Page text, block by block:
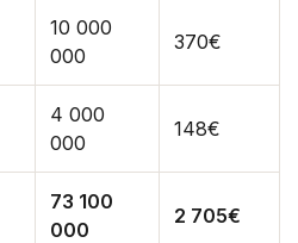
10 000
000
370€
4 000
000
148€
73 100
000
2 705€